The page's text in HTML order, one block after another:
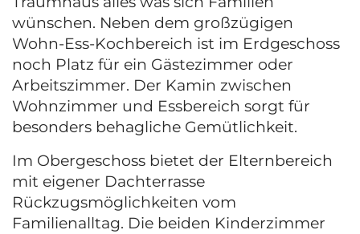
wünschen. Neben dem großzügigen
Wohn-Ess-Kochbereich ist im Erdgeschoss
noch Platz für ein Gästezimmer oder
Arbeitszimmer. Der Kamin zwischen
Wohnzimmer und Essbereich sorgt für
besonders behagliche Gemütlichkeit.
Im Obergeschoss bietet der Elternbereich
mit eigener Dachterrasse
Rückzugsmöglichkeiten vom
Familienalltag. Die beiden Kinderzimmer